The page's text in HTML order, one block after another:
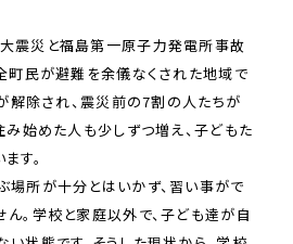
震災と福島第一原子力発電所事故
町民が避難を余儀なくされた地域で
解除され、震災前の7割の人たちが
み始めた人も少しずつ増え、子どもた
す。
所が十分とはいかず、習い事がで
。学校と家庭以外で、子ども達が自